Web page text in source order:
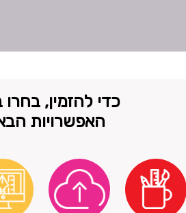
כדי להזמין,
האפשרויות